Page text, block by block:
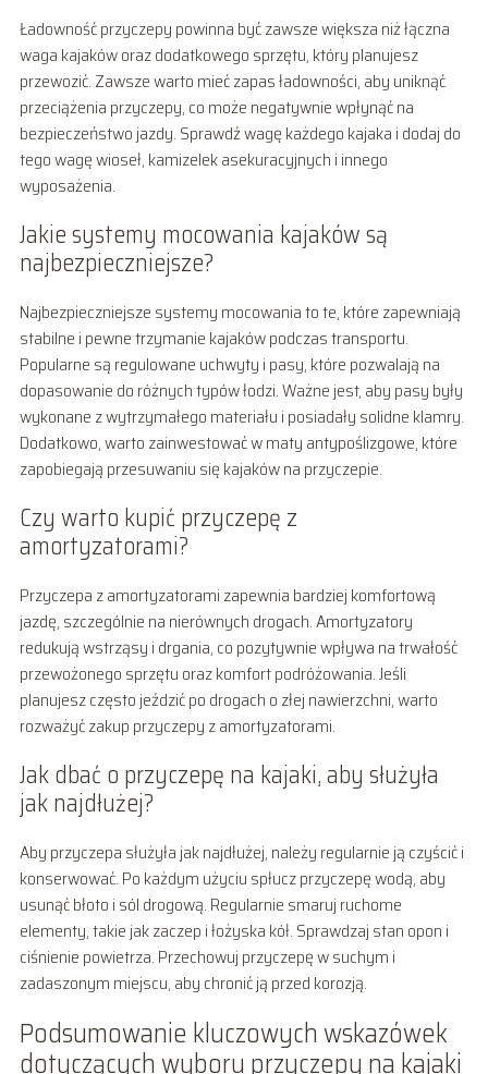
Ładowność przyczepy powinna być zawsze większa niż łączna
waga kajaków oraz dodatkowego sprzętu, który planujesz
przewozić. Zawsze warto mieć zapas ładowności, aby uniknąć
przeciążenia przyczepy, co może negatywnie wpłynąć na
bezpieczeństwo jazdy. Sprawdź wagę każdego kajaka i dodaj do
tego wagę wioseł, kamizelek asekuracyjnych i innego
wyposażenia.
Jakie systemy mocowania kajaków są
najbezpieczniejsze?
Najbezpieczniejsze systemy mocowania to te, które zapewniają
stabilne i pewne trzymanie kajaków podczas transportu.
Popularne są regulowane uchwyty i pasy, które pozwalają na
dopasowanie do różnych typów łodzi. Ważne jest, aby pasy były
wykonane z wytrzymałego materiału i posiadały solidne klamry.
Dodatkowo, warto zainwestować w maty antypoślizgowe, które
zapobiegają przesuwaniu się kajaków na przyczepie.
Czy warto kupić przyczepę z
amortyzatorami?
Przyczepa z amortyzatorami zapewnia bardziej komfortową
jazdę, szczególnie na nierównych drogach. Amortyzatory
redukują wstrząsy i drgania, co pozytywnie wpływa na trwałość
przewożonego sprzętu oraz komfort podróżowania. Jeśli
planujesz często jeździć po drogach o złej nawierzchni, warto
rozważyć zakup przyczepy z amortyzatorami.
Jak dbać o przyczepę na kajaki, aby służyła
jak najdłużej?
Aby przyczepa służyła jak najdłużej, należy regularnie ją czyścić i
konserwować. Po każdym użyciu spłucz przyczepę wodą, aby
usunąć błoto i sól drogową. Regularnie smaruj ruchome
elementy, takie jak zaczep i łożyska kół. Sprawdzaj stan opon i
ciśnienie powietrza. Przechowuj przyczepę w suchym i
zadaszonym miejscu, aby chronić ją przed korozją.
Podsumowanie kluczowych wskazówek
dotyczących wyboru przyczepy na kajaki